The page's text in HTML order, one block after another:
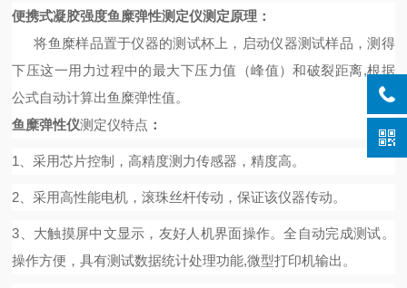
便携式凝胶强度鱼糜弹性测定仪测定原理：
将鱼糜样品置于仪器的测试杯上，启动仪器测试样品，测得
下压这一用力过程中的最大下压力值（峰值）和破裂距离,根据
公式自动计算出鱼糜弹性值。
鱼糜弹性仪测定仪特点 ：
1、采用芯片控制，高精度测力传感器，精度高。
2、采用高性能电机，滚珠丝杆传动，保证该仪器传动。
3、大触摸屏中文显示，友好人机界面操作。全自动完成测试。
操作方便，具有测试数据统计处理功能,微型打印机输出。